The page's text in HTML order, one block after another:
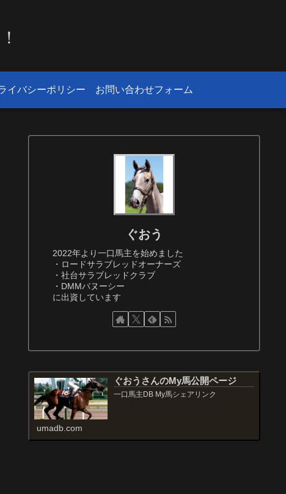
イバシーポリシー お問い合わせフォーム
ぐおう
2022年より一口馬主を始めました
・ロードサラブレッドオーナーズ
・社台サラブレッドクラブ
・DMMバヌーシー
に出資しています
ぐおうさんのMy馬公開ページ
一口馬主DB My馬シェアリンク
umadb.com